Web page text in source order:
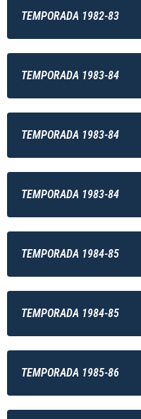
TEMPORADA 1982-83
TEMPORADA 1983-84
TEMPORADA 1983-84
TEMPORADA 1983-84
TEMPORADA 1984-85
TEMPORADA 1984-85
TEMPORADA 1985-86